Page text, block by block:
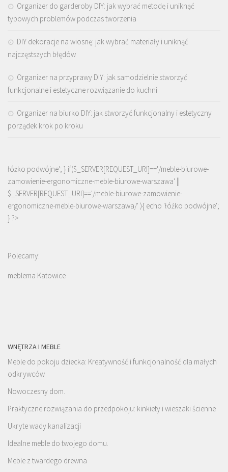
Organizer do garderoby DIY: jak wybrać metodę i uniknąć
typowych problemów podczas tworzenia
DIY dekoracje na wiosnę: jak wybrać materiały i uniknąć
najczęstszych błędów
Organizer na przyprawy DIY: jak samodzielnie stworzyć
funkcjonalne i estetyczne rozwiązanie do kuchni
Organizer na biurko DIY: jak stworzyć funkcjonalny i estetyczny
porządek krok po kroku
łóżko podwójne'; } if($_SERVER[REQUEST_URI]=='/meble-biurowe-
zamowienie-ergonomiczne-meble-biurowe-warszawa' ||
$_SERVER[REQUEST_URI]=='/meble-biurowe-zamowienie-
ergonomiczne-meble-biurowe-warszawa/' ){ echo 'łóżko podwójne';
} ?>
Polecamy:
meblema Katowice
WNĘTRZA I MEBLE
Meble do pokoju dziecka: Kreatywność i funkcjonalność dla małych
odkrywców
Nowoczesny dom.
Praktyczne rozwiązania do przedpokoju: kinkiety i wieszaki ścienne
Ukryte wady kanalizacji
Idealne meble do twojego domu.
Meble z twardego drewna